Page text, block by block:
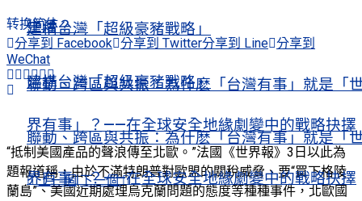
建構台灣「超級豪豬戰略」
聯動、跨區與共振：為什麽「台灣有事」就是「
界有事」？——在全球安全地緣劇變中的戰略抉擇
上一個 下一個
生活？
建構台灣「超級豪豬戰略」
聯動、跨區與共振：為什麽「台灣有事」就是「
界有事」？——在全球安全地緣劇變中的戰略抉擇
转换简体
分享到 Facebook 分享到 Twitter分享到 Line 分享到
WeChat
“抵制美國產品的聲浪傳至北歐。”法國《世界報》3日以此為
題報道稱，由於不滿特朗普對歐盟的關稅威脅、要“買下格陵
蘭島”、美國近期處理烏克蘭問題的態度等種種事件，北歐國